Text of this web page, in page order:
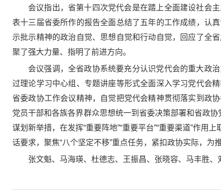
会议指出，省第十四次党代会是在踏上全面建设社会
表十三届省委所作的报告全面总结了五年的工作成绩，认
示批示精神的政治自觉、思想自觉和行动自觉，回应了全
聚了强大力量、指明了前进方向。
会议强调，全省政协系统要充分认识党代会的重大政
过理论学习中心组、专题讲座等形式全面深入学习党代会
省委政协工作会议精神，自觉把党代会精神贯彻落实到政
党员干部和各族各界群众思想统一到省委决策部署和省政
谋划新举措，在发挥“重要阵地”“重要平台”“重要渠道”作
话要求，聚焦“八个坚定不移”重点任务，紧扣政协实际，
张文魁、马海瑛、杜德志、王振昌、张晓容、马丰胜、